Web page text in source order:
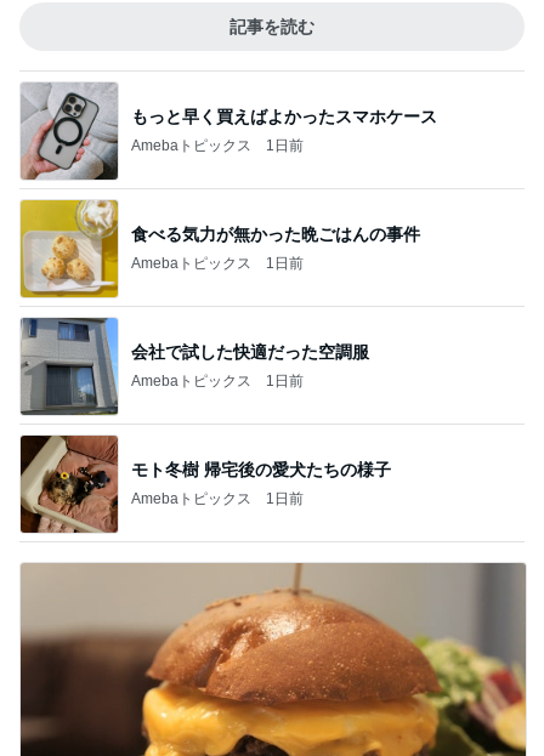
記事を読む
もっと早く買えばよかったスマホケース
Amebaトピックス 1日前
食べる気力が無かった晩ごはんの事件
Amebaトピックス 1日前
会社で試した快適だった空調服
Amebaトピックス 1日前
モト冬樹 帰宅後の愛犬たちの様子
Amebaトピックス 1日前